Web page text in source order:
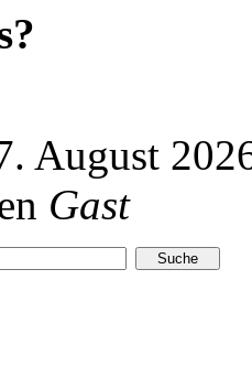
August
Gast